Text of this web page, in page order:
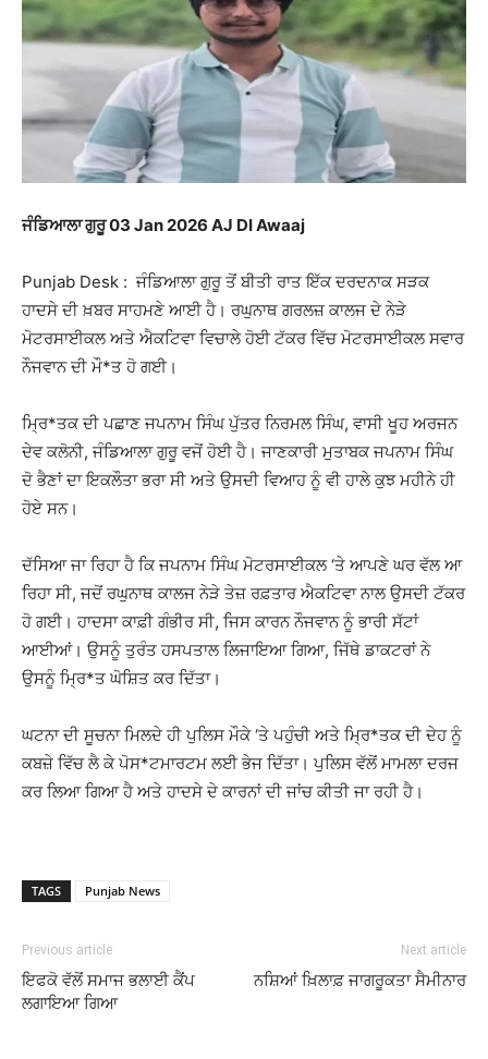
ਜੰਡਿਆਲਾ ਗੁਰੂ 03 Jan 2026 AJ DI Awaaj
Punjab Desk : ਜੰਡਿਆਲਾ ਗੁਰੂ ਤੋਂ ਬੀਤੀ ਰਾਤ ਇੱਕ ਦਰਦਨਾਕ ਸੜਕ
ਹਾਦਸੇ ਦੀ ਖ਼ਬਰ ਸਾਹਮਣੇ ਆਈ ਹੈ। ਰਘੁਨਾਥ ਗਰਲਜ਼ ਕਾਲਜ ਦੇ ਨੇੜੇ
ਮੋਟਰਸਾਈਕਲ ਅਤੇ ਐਕਟਿਵਾ ਵਿਚਾਲੇ ਹੋਈ ਟੱਕਰ ਵਿੱਚ ਮੋਟਰਸਾਈਕਲ ਸਵਾਰ
ਨੌਜਵਾਨ ਦੀ ਮੌ*ਤ ਹੋ ਗਈ।
ਮ੍ਰਿ*ਤਕ ਦੀ ਪਛਾਣ ਜਪਨਾਮ ਸਿੰਘ ਪੁੱਤਰ ਨਿਰਮਲ ਸਿੰਘ, ਵਾਸੀ ਖੂਹ ਅਰਜਨ
ਦੇਵ ਕਲੋਨੀ, ਜੰਡਿਆਲਾ ਗੁਰੂ ਵਜੋਂ ਹੋਈ ਹੈ। ਜਾਣਕਾਰੀ ਮੁਤਾਬਕ ਜਪਨਾਮ ਸਿੰਘ
ਦੋ ਭੈਣਾਂ ਦਾ ਇਕਲੌਤਾ ਭਰਾ ਸੀ ਅਤੇ ਉਸਦੀ ਵਿਆਹ ਨੂੰ ਵੀ ਹਾਲੇ ਕੁਝ ਮਹੀਨੇ ਹੀ
ਹੋਏ ਸਨ।
ਦੱਸਿਆ ਜਾ ਰਿਹਾ ਹੈ ਕਿ ਜਪਨਾਮ ਸਿੰਘ ਮੋਟਰਸਾਈਕਲ ‘ਤੇ ਆਪਣੇ ਘਰ ਵੱਲ ਆ
ਰਿਹਾ ਸੀ, ਜਦੋਂ ਰਘੁਨਾਥ ਕਾਲਜ ਨੇੜੇ ਤੇਜ਼ ਰਫ਼ਤਾਰ ਐਕਟਿਵਾ ਨਾਲ ਉਸਦੀ ਟੱਕਰ
ਹੋ ਗਈ। ਹਾਦਸਾ ਕਾਫ਼ੀ ਗੰਭੀਰ ਸੀ, ਜਿਸ ਕਾਰਨ ਨੌਜਵਾਨ ਨੂੰ ਭਾਰੀ ਸੱਟਾਂ
ਆਈਆਂ। ਉਸਨੂੰ ਤੁਰੰਤ ਹਸਪਤਾਲ ਲਿਜਾਇਆ ਗਿਆ, ਜਿੱਥੇ ਡਾਕਟਰਾਂ ਨੇ
ਉਸਨੂੰ ਮ੍ਰਿ*ਤ ਘੋਸ਼ਿਤ ਕਰ ਦਿੱਤਾ।
ਘਟਨਾ ਦੀ ਸੂਚਨਾ ਮਿਲਦੇ ਹੀ ਪੁਲਿਸ ਮੌਕੇ ‘ਤੇ ਪਹੁੰਚੀ ਅਤੇ ਮ੍ਰਿ*ਤਕ ਦੀ ਦੇਹ ਨੂੰ
ਕਬਜ਼ੇ ਵਿੱਚ ਲੈ ਕੇ ਪੋਸ*ਟਮਾਰਟਮ ਲਈ ਭੇਜ ਦਿੱਤਾ। ਪੁਲਿਸ ਵੱਲੋਂ ਮਾਮਲਾ ਦਰਜ
ਕਰ ਲਿਆ ਗਿਆ ਹੈ ਅਤੇ ਹਾਦਸੇ ਦੇ ਕਾਰਨਾਂ ਦੀ ਜਾਂਚ ਕੀਤੀ ਜਾ ਰਹੀ ਹੈ।
TAGS Punjab News
Previous article
ਇਫਕੋ ਵੱਲੋਂ ਸਮਾਜ ਭਲਾਈ ਕੈਂਪ
ਲਗਾਇਆ ਗਿਆ
Next article
ਨਸ਼ਿਆਂ ਖ਼ਿਲਾਫ਼ ਜਾਗਰੂਕਤਾ ਸੈਮੀਨਾਰ